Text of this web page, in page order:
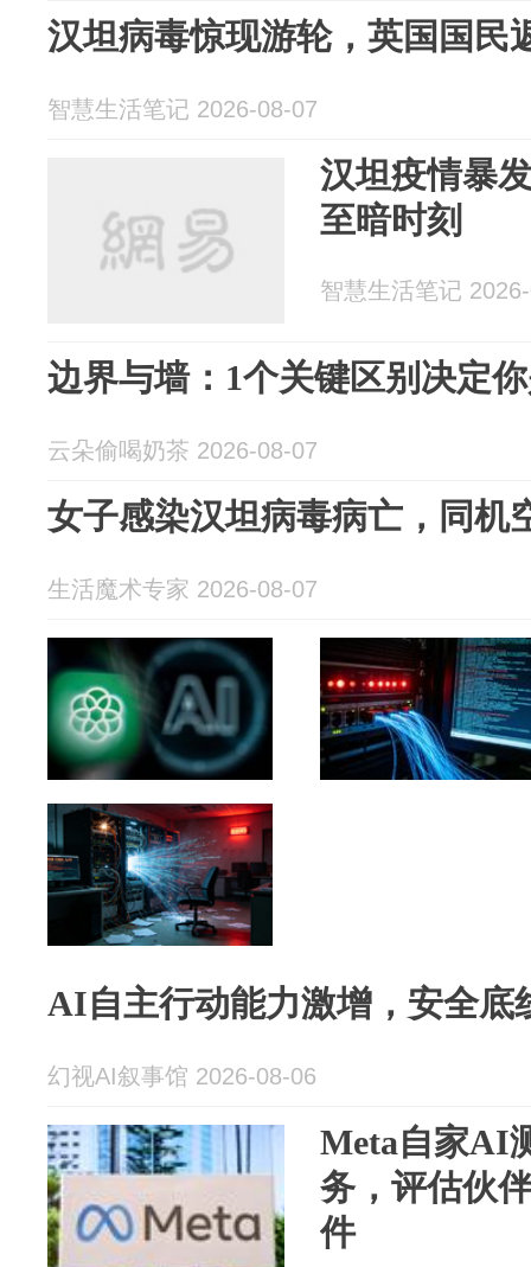
汉坦病毒惊现游轮，英国国民
智慧生活笔记 2026-08-07
汉坦疫情暴
至暗时刻
智慧生活笔记
边界与墙：1个关键区别决定
云朵偷喝奶茶 2026-08-07
女子感染汉坦病毒病亡，同机
生活魔术专家 2026-08-07
AI自主行动能力激增，安全底
幻视AI叙事馆 2026-08-06
Meta自家AI
务，评估伙
件